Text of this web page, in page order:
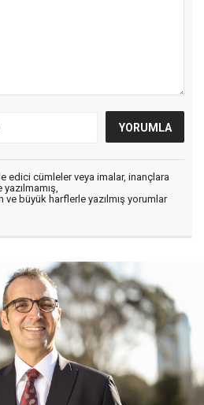
edici cümleler veya imalar, inançlara
yazılmamış,
ve büyük harflerle yazılmış yorumlar